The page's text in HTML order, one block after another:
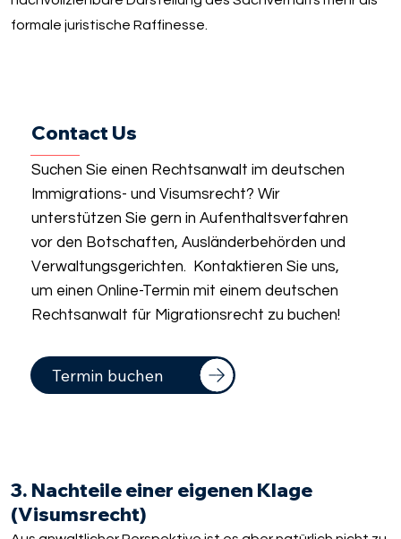
formale juristische Raffinesse.
Contact Us
Suchen Sie einen Rechtsanwalt im deutschen
Immigrations- und Visumsrecht? Wir
unterstützen Sie gern in Aufenthaltsverfahren
vor den Botschaften, Ausländerbehörden und
Verwaltungsgerichten. Kontaktieren Sie uns,
um einen Online-Termin mit einem deutschen
Rechtsanwalt für Migrationsrecht zu buchen!
Termin buchen
3. Nachteile einer eigenen Klage
(Visumsrecht)